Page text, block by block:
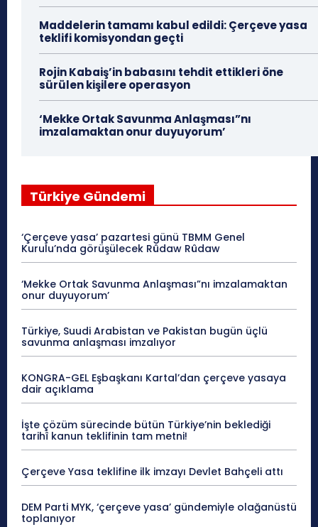
Maddelerin tamamı kabul edildi: Çerçeve yasa
teklifi komisyondan geçti
Rojin Kabaiş’in babasını tehdit ettikleri öne
sürülen kişilere operasyon
‘Mekke Ortak Savunma Anlaşması”nı
imzalamaktan onur duyuyorum’
Türkiye Gündemi
‘Çerçeve yasa’ pazartesi günü TBMM Genel
Kurulu’nda görüşülecek Rûdaw Rûdaw
‘Mekke Ortak Savunma Anlaşması”nı imzalamaktan
onur duyuyorum’
Türkiye, Suudi Arabistan ve Pakistan bugün üçlü
savunma anlaşması imzalıyor
KONGRA-GEL Eşbaşkanı Kartal’dan çerçeve yasaya
dair açıklama
İşte çözüm sürecinde bütün Türkiye’nin beklediği
tarihî kanun teklifinin tam metni!
Çerçeve Yasa teklifine ilk imzayı Devlet Bahçeli attı
DEM Parti MYK, ‘çerçeve yasa’ gündemiyle olağanüstü
toplanıyor